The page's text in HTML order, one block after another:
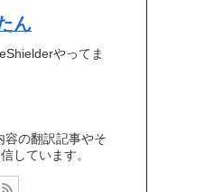
ん
やってま
容の翻訳記事やそ
しています。